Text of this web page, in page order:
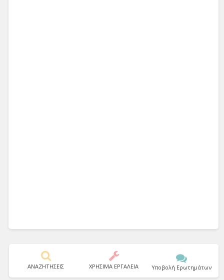
ΑΝΑΖΗΤΗΣΕΙΣ ΧΡΗΣΙΜΑ ΕΡΓΑΛΕΙΑ Υποβολή Ερωτημάτων